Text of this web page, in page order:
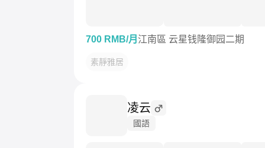
700 RMB/月 江南區 云星钱隆御园二期
素靜雅居
凌云
國語